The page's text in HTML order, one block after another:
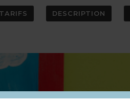
TARIFS DESCRIPTION